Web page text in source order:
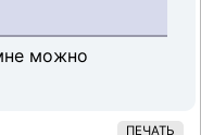
можно
ПЕЧАТЬ